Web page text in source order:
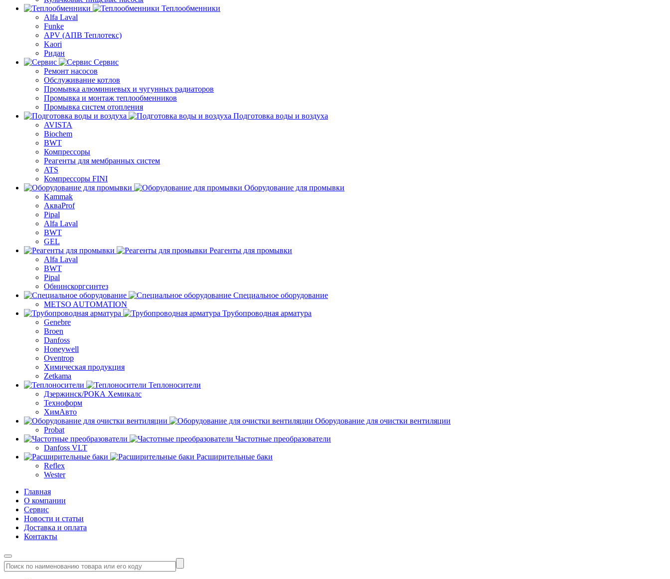
Теплообменники
Alfa Laval
Funke
APV (АПВ Теплотекс)
Kaori
Ридан
Сервис
Ремонт насосов
Обслуживание котлов
Промывка алюминиевых и чугунных радиаторов
Промывка и монтаж теплообменников
Промывка систем отопления
Подготовка воды и воздуха
AVISTA
Biochem
BWT
Компрессоры
Реагенты для мембранных систем
ATS
Компрессоры FINI
Оборудование для промывки
Kammak
АкваProf
Pipal
Alfa Laval
BWT
GEL
Реагенты для промывки
Alfa Laval
BWT
Pipal
Обнинскоргсинтез
Специальное оборудование
METSO AUTOMATION
Трубопроводная арматура
Genebre
Broen
Danfoss
Honeywell
Oventrop
Химическая продукция
Zetkama
Теплоносители
Дзержинск/РОКА Хемикалс
Техноформ
ХимАвто
Оборудование для очистки вентиляции
Probat
Частотные преобразователи
Danfoss VLT
Расширительные баки
Reflex
Wester
Главная
О компании
Сервис
Новости и статьи
Доставка и оплата
Контакты